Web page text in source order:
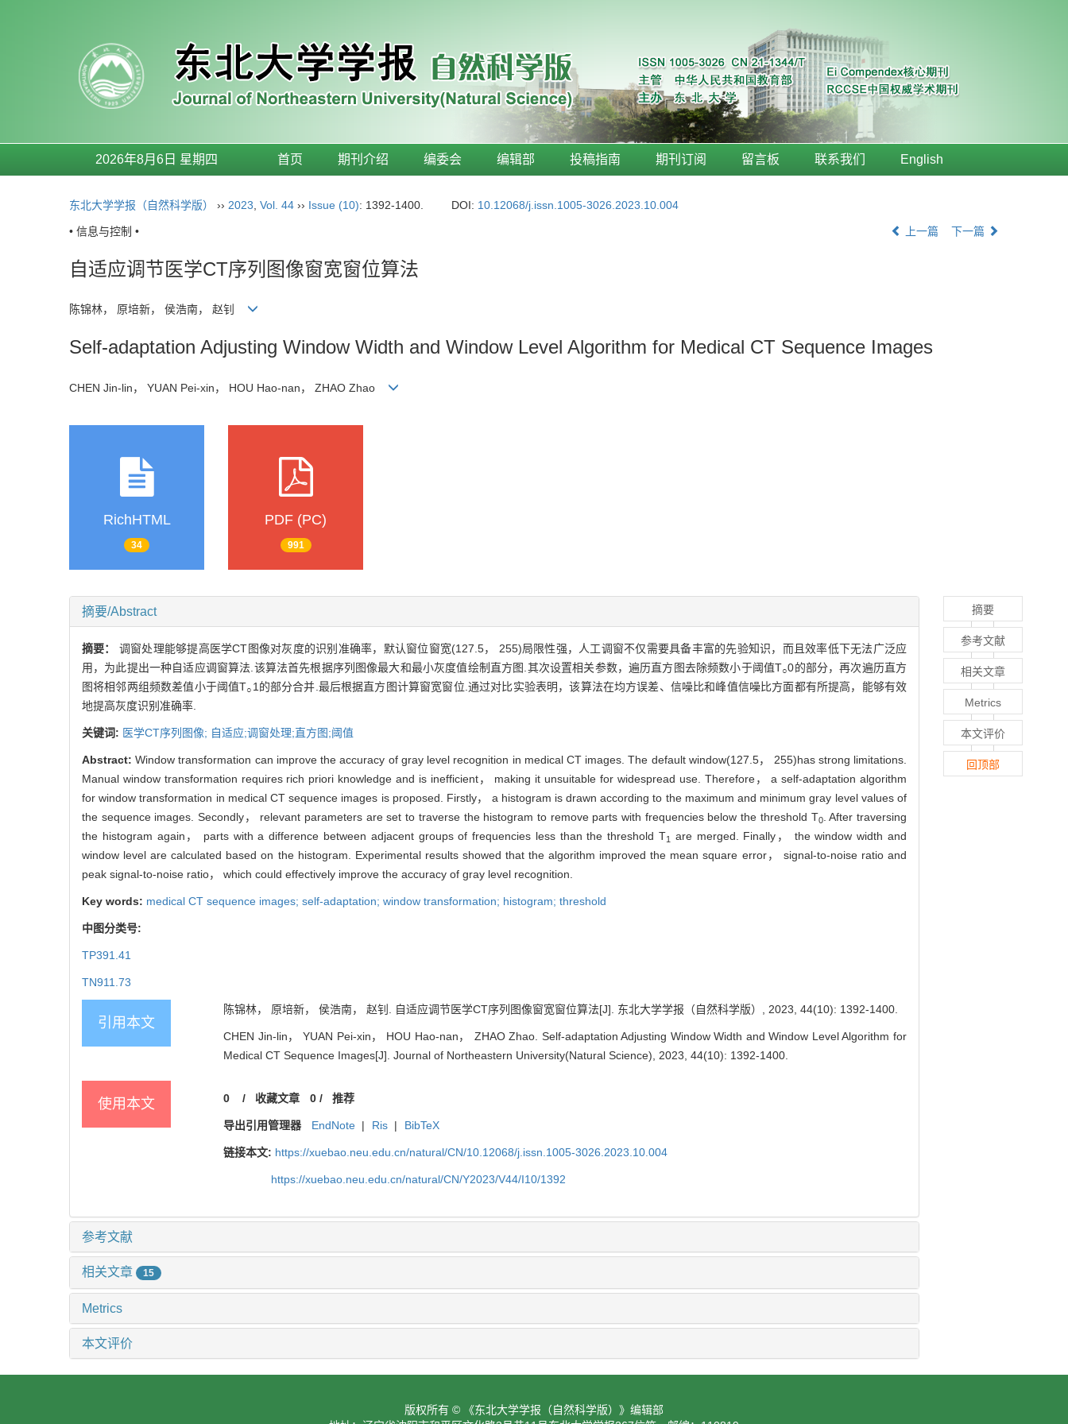
2026年8月6日 星期四 首页 期刊介绍 编委会 编辑部 投稿指南 期刊订阅 留言板 联系我们 English
东北大学学报（自然科学版） ›› 2023 Vol. 44 ›› Issue (10): 1392-1400. DOI: 10.12068/j.issn.1005-3026.2023.10.004
• 信息与控制 • 上一篇 下一篇
自适应调节医学CT序列图像窗宽窗位算法
陈锦林， 原培新， 侯浩南， 赵钊
Self-adaptation Adjusting Window Width and Window Level Algorithm for Medical CT Sequence Images
CHEN Jin-lin， YUAN Pei-xin， HOU Hao-nan， ZHAO Zhao
RichHTML
34
PDF (PC)
991
摘要/Abstract
摘要： 调窗处理能够提高医学CT图像对灰度的识别准确率，默认窗位窗宽(127.5， 255)局限性强，人工调窗不仅需要具备丰富的先验知识，而且效率低下无法广泛应
用，为此提出一种自适应调窗算法.该算法首先根据序列图像最大和最小灰度值绘制直方图.其次设置相关参数，遍历直方图去除频数小于阈值T○0的部分，再次遍历直方
图将相邻两组频数差值小于阈值T○ 1的部分合并.最后根据直方图计算窗宽窗位.通过对比实验表明，该算法在均方误差、信噪比和峰值信噪比方面都有所提高，能够有效
地提高灰度识别准确率.
关键词: 医学CT序列图像; 自适应;调窗处理;直方图;阈值
Abstract:Window transformation can improve the accuracy of gray level recognition in medical CT images. The default window(127.5， 255)has strong limitations.
Manual window transformation requires rich priori knowledge and is inefficient， making it unsuitable for widespread use. Therefore， a self-adaptation algorithm
for window transformation in medical CT sequence images is proposed. Firstly， a histogram is drawn according to the maximum and minimum gray level values of
the sequence images. Secondly， relevant parameters are set to traverse the histogram to remove parts with frequencies below the threshold T0. After traversing
the histogram again， parts with a difference between adjacent groups of frequencies less than the threshold T1
are merged. Finally， the window width and
window level are calculated based on the histogram. Experimental results showed that the algorithm improved the mean square error， signal-to-noise ratio and
peak signal-to-noise ratio， which could effectively improve the accuracy of gray level recognition.
Key words: medical CT sequence images; self-adaptation; window transformation; histogram; threshold
中图分类号:
TP391.41
TN911.73
引用本文
陈锦林， 原培新， 侯浩南， 赵钊. 自适应调节医学CT序列图像窗宽窗位算法[J]. 东北大学学报（自然科学版）, 2023, 44(10): 1392-1400.
CHEN Jin-lin， YUAN Pei-xin， HOU Hao-nan， ZHAO Zhao. Self-adaptation Adjusting Window Width and Window Level Algorithm for
Medical CT Sequence Images[J]. Journal of Northeastern University(Natural Science), 2023, 44(10): 1392-1400.
使用本文 0 / 收藏文章 0/ 推荐
导出引用管理器 EndNote | Ris | BibTeX
链接本文: https://xuebao.neu.edu.cn/natural/CN/10.12068/j.issn.1005-3026.2023.10.004
https://xuebao.neu.edu.cn/natural/CN/Y2023/V44/I10/1392
参考文献
相关文章 15
Metrics
本文评价
摘要
参考文献
相关文章
Metrics
本文评价
回顶部
版权所有 © 《东北大学学报（自然科学版）》编辑部